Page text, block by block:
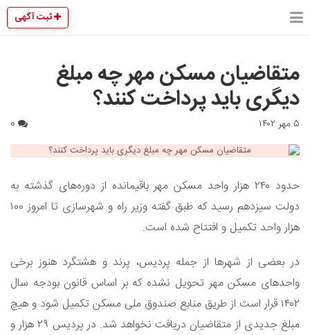
ثبت آگهی
متقاضیان مسکن مهر چه مبلغ
دیگری باید پرداخت کنند؟
۵ مهر ۱۴۰۲
حدود ۲۴۰ هزار واحد مسکن مهر باقیمانده از دوره‌های گذشته به
دولت سیزدهم رسید که طبق گفته وزیر راه و شهرسازی تا امروز ۱۰۰
هزار واحد تکمیل و افتتاح شده است.
در بعضی از شهرها از جمله پردیس، پرند و هشتگرد هنوز برخی
واحدهای مسکن مهر تحویل نشده که بر اساس قانون بودجه سال
۱۴۰۲ قرار است از طریق منابع صندوق ملی مسکن تکمیل شود و هیچ
مبلغ جدیدی از متقاضیان دریافت نخواهد شد. در پردیس ۲۹ هزار و